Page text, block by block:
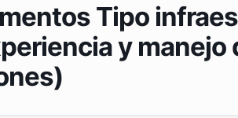
Tipo
y